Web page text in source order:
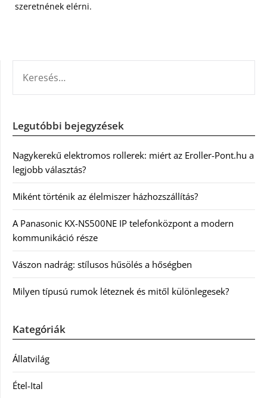
szeretnének elérni.
Legutóbbi bejegyzések
Nagykerekű elektromos rollerek: miért az Eroller-Pont.hu a
legjobb választás?
Miként történik az élelmiszer házhozszállítás?
A Panasonic KX-NS500NE IP telefonközpont a modern
kommunikáció része
Vászon nadrág: stílusos hűsölés a hőségben
Milyen típusú rumok léteznek és mitől különlegesek?
Kategóriák
Állatvilág
Étel-Ital